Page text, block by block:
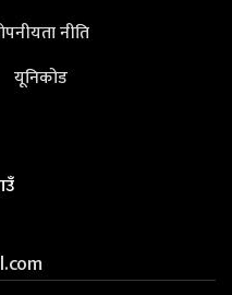
नीति
यूनिकोड